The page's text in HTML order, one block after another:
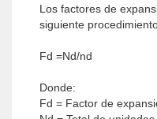
Los factores de
siguiente
Fd =Nd/nd
Donde:
Fd = Factor de